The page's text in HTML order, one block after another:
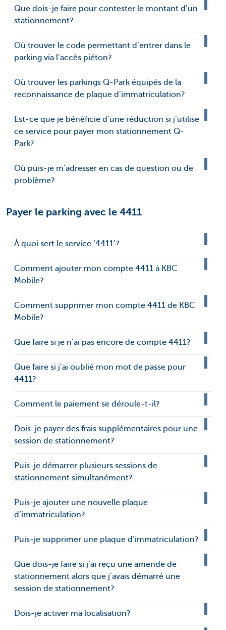
Que dois-je faire pour contester le montant d’un
stationnement?
Où trouver le code permettant d’entrer dans le
parking via l’accès piéton?
Où trouver les parkings Q-Park équipés de la
reconnaissance de plaque d’immatriculation?
Est-ce que je bénéficie d’une réduction si j’utilise
ce service pour payer mon stationnement Q-
Park?
Où puis-je m’adresser en cas de question ou de
problème?
Payer le parking avec le 4411
À quoi sert le service ‘4411’?
Comment ajouter mon compte 4411 à KBC
Mobile?
Comment supprimer mon compte 4411 de KBC
Mobile?
Que faire si je n’ai pas encore de compte 4411?
Que faire si j’ai oublié mon mot de passe pour
4411?
Comment le paiement se déroule-t-il?
Dois-je payer des frais supplémentaires pour une
session de stationnement?
Puis-je démarrer plusieurs sessions de
stationnement simultanément?
Puis-je ajouter une nouvelle plaque
d’immatriculation?
Puis-je supprimer une plaque d’immatriculation?
Que dois-je faire si j’ai reçu une amende de
stationnement alors que j’avais démarré une
session de stationnement?
Dois-je activer ma localisation?